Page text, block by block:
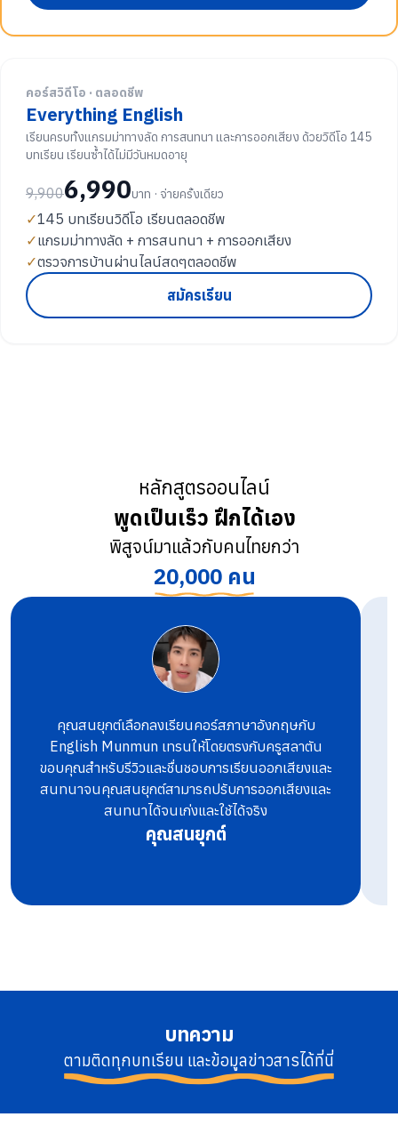
คอร์สวิดีโอ · ตลอดชีพ
Everything English
เรียนครบทั้งแกรมม่าทางลัด การสนทนา และการออกเสียง ด้วยวิดีโอ 145
บทเรียน เรียนซ้ำได้ไม่มีวันหมดอายุ
9,9006,990บาท · จ่ายครั้งเดียว
✓145 บทเรียนวิดีโอ เรียนตลอดชีพ
✓แกรมม่าทางลัด + การสนทนา + การออกเสียง
✓ตรวจการบ้านผ่านไลน์สดๆตลอดชีพ
สมัครเรียน
หลักสูตรออนไลน์
พูดเป็นเร็ว ฝึกได้เอง
พิสูจน์มาแล้วกับคนไทยกว่า
20,000 คน
คุณสนยุกต์เลือกลงเรียนคอร์สภาษาอังกฤษกับ
English Munmun เทรนให้โดยตรงกับครูสลาตัน
ขอบคุณสำหรับรีวิวและชื่นชอบการเรียนออกเสียงและ
สนทนาจนคุณสนยุกต์สามารถปรับการออกเสียงและ
สนทนาได้จนเก่งและใช้ได้จริง
คุณสนยุกต์
บทความ
ตามติดทุกบทเรียน และข้อมูลข่าวสารได้ที่นี่